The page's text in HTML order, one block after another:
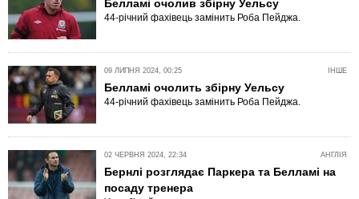
Белламі очолив збірну Уельсу
44-річний фахівець замінить Роба Пейджа.
ІНШЕ
09 ЛИПНЯ 2024, 00:25
Белламі очолить збірну Уельсу
44-річний фахівець замінить Роба Пейджа.
АНГЛІЯ
02 ЧЕРВНЯ 2024, 22:34
Бернлі розглядає Паркера та Белламі на
посаду тренера